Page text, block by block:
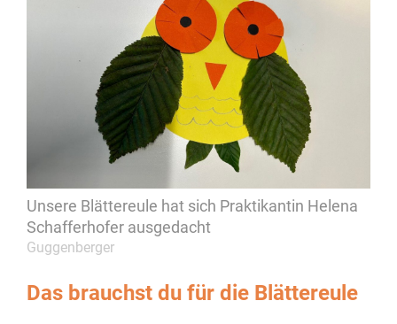
Unsere Blättereule hat sich Praktikantin Helena
Schafferhofer ausgedacht
Guggenberger
Das brauchst du für die Blättereule